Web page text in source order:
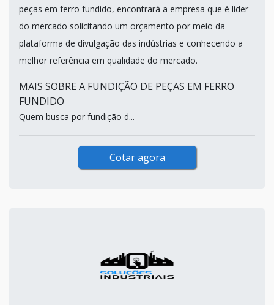
peças em ferro fundido, encontrará a empresa que é líder
do mercado solicitando um orçamento por meio da
plataforma de divulgação das indústrias e conhecendo a
melhor referência em qualidade do mercado.
MAIS SOBRE A FUNDIÇÃO DE PEÇAS EM FERRO
FUNDIDO
Quem busca por fundição d...
Cotar agora